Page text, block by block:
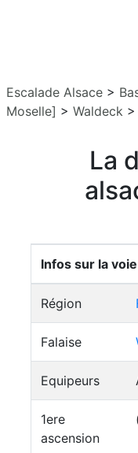
Escalade Alsace >
Moselle] > Waldeck >
La
Infos sur la voie
Région
Falaise
Equipeurs
1ere
ascension